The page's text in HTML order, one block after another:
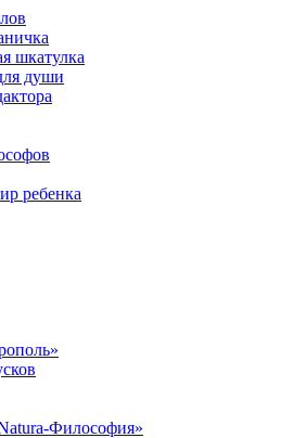
шкатулка
души
ребенка
Философия»